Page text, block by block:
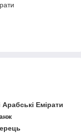
Емірати